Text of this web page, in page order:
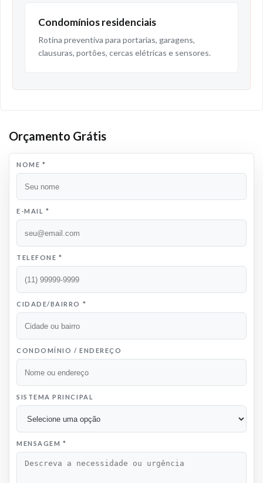
Condomínios residenciais
Rotina preventiva para portarias, garagens,
clausuras, portões, cercas elétricas e sensores.
Orçamento Grátis
NOME *
E-MAIL *
TELEFONE *
CIDADE/BAIRRO *
CONDOMÍNIO / ENDEREÇO
SISTEMA PRINCIPAL
MENSAGEM *